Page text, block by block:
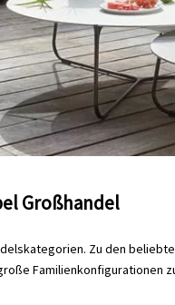
Großhandel
Zu den
Familienkonfigurationen